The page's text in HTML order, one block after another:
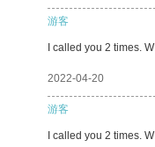
游客
I called you 2 times. W
2022-04-20
游客
I called you 2 times. W